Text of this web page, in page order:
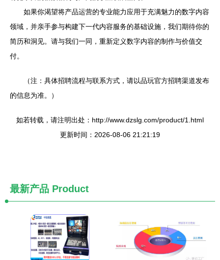
如果你渴望将产品运营的专业能力应用于充满魅力的数字内容
领域，并亲手参与构建下一代内容服务的基础设施，我们期待你的
简历和洞见。请与我们一同，重新定义数字内容的制作与价值交
付。
（注：具体招聘流程与联系方式，请以品玩官方招聘渠道发布
的信息为准。）
如若转载，请注明出处：http://www.dzslg.com/product/1.html
更新时间：2026-08-06 21:21:19
最新产品 Product